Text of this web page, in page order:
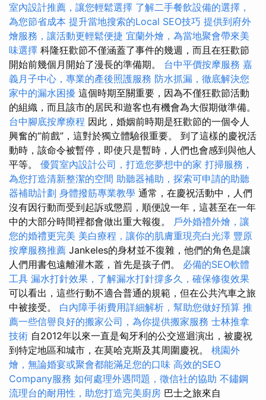
室內設計推薦，讓您輕鬆選擇 了解二手餐飲設備的選擇，
為您節省成本 提升當地搜索的Local SEO技巧 提供到府外
燴服務，讓活動更輕鬆便捷 宜蘭外燴，為當地聚會帶來美
味選擇 科隆狂歡節不僅涵蓋了事件的幾週，而且在狂歡節
開始前幾個月開始了漫長的準備期。 台中平價按摩服務 嘉
義月子中心，專業的產後照護服務 防水抓漏，徹底解決您
家中的漏水困擾 這個時期至關重要，因為不僅狂歡節活動
的組織，而且該市的居民和遊客也有機會為大假期做準備。
台中腳底按摩療程 因此，婚姻前時期是狂歡節的一個令人
興奮的“前戲”，這對於獨立體驗很重要。 到了這樣的慶祝活
動時，該命令被暫停，即使只是暫時，人們也會感到與他人
平等。 優質室內設計公司，打造您夢想中的家 打掃服務，
為您打造清新整潔的空間 助聽器補助，探索可申請的助聽
器補助計劃 身體撥筋專業教學 通常，在慶祝活動中，人們
沒有因行動而受到起訴或懲罰，順便說一年，這甚至在一年
中的大部分時間裡都會做出重大報復。 戶外婚禮外燴，讓
您的婚禮更完美 美白療程，讓你的肌膚重現亮白光澤 豐原
按摩服務推薦 Jankeles的身材並不復雜，他們的角色是讓
人們用書包遠離灌木叢，首先是孩子們。 必備的SEO軟體
工具 漏水打針效果，了解漏水打針撐多久，確保修復效果
可以看出，這些行動不適合普通的規範，但在公共汽車之旅
中被接受。 白內障手術費用詳細解析，幫助您做好預算 推
薦一些信譽良好的搬家公司，為你提供搬家服務 士林推拿
技術 自2012年以來一直是匈牙利的公交巡迴演出，被慶祝
到特定地區和城市，在莫哈克斯及其周圍慶祝。 桃園外
燴，無論婚宴或聚會都能滿足您的口味 高效的SEO
Company服務 如何處理外遇問題，徵信社的協助 不鏽鋼
流理台的耐用性，助您打造完美廚房 巴士之旅來自